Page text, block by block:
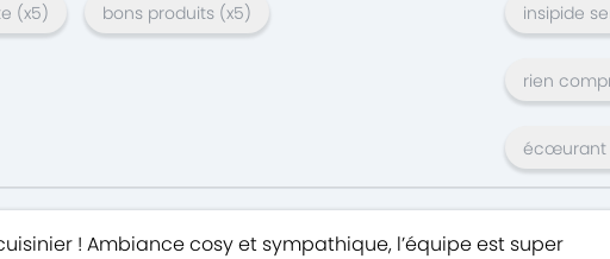
(x5) bons produits (x5) insipide
rien
écœurant
! Ambiance cosy et sympathique, l’équipe est super